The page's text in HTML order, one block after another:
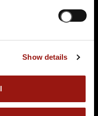
Show details
in 3 Gängen